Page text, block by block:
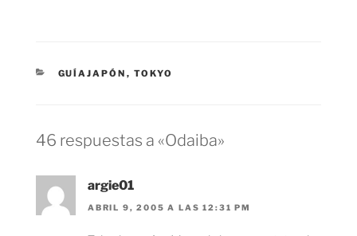
CATEGORÍAS
GUÍAJAPÓN , TOKYO
46 respuestas a «Odaiba»
argie01
ABRIL 9, 2005 A LAS 12:31 PM